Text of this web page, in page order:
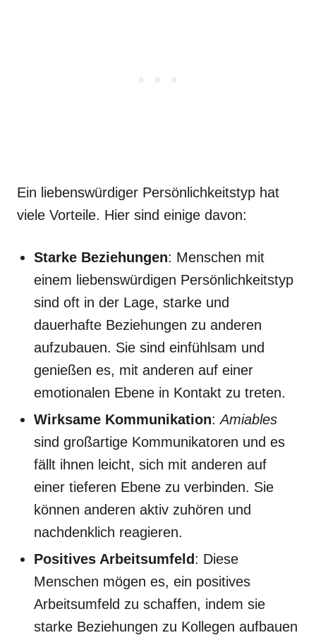
Ein liebenswürdiger Persönlichkeitstyp hat
viele Vorteile. Hier sind einige davon:
Starke Beziehungen: Menschen mit
einem liebenswürdigen Persönlichkeitstyp
sind oft in der Lage, starke und
dauerhafte Beziehungen zu anderen
aufzubauen. Sie sind einfühlsam und
genießen es, mit anderen auf einer
emotionalen Ebene in Kontakt zu treten.
Wirksame Kommunikation:Amiables
sind großartige Kommunikatoren und es
fällt ihnen leicht, sich mit anderen auf
einer tieferen Ebene zu verbinden. Sie
können anderen aktiv zuhören und
nachdenklich reagieren.
Positives Arbeitsumfeld : Diese
Menschen mögen es, ein positives
Arbeitsumfeld zu schaffen, indem sie
starke Beziehungen zu Kollegen aufbauen